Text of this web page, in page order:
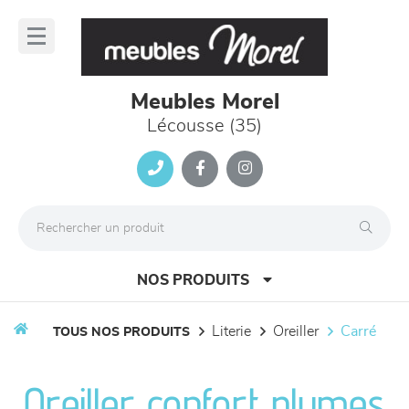
Meubles Morel
Lécousse (35)
NOS PRODUITS
TOUS NOS PRODUITS literie oreiller carré